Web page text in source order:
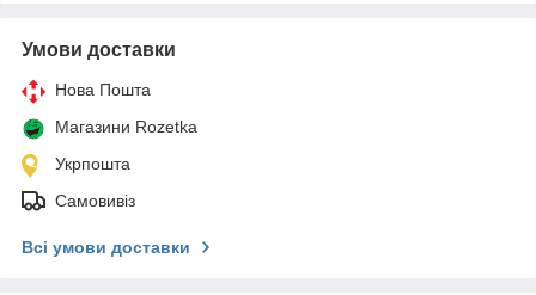
Умови доставки
Нова Пошта
Магазини Rozetka
Укрпошта
Самовивіз
Всі умови доставки